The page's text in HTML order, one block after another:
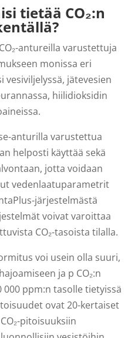
tietää CO₂:n
CO₂-antureilla varustettuja
monissa eri
vesiviljelyssä, jätevesien
hiilidioksidin
anturilla varustettua
helposti käyttää sekä
jotta voidaan
vedenlaatuparametrit
järjestelmästä
voivat varoittaa
CO₂-tasoista tilalla.
voi usein olla suuri,
ja p CO₂:n
ppm:n tasolle tietyissä
ovat 20-kertaiset
pitoisuuksiin